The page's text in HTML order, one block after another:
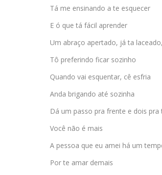
Tá me ensinando a te esquecer
E ó que tá fácil aprender
Um abraço apertado, já ta
Tô preferindo ficar sozinho
Quando vai esquentar, cê esfria
Anda brigando até sozinha
Dá um passo pra frente e dois pra
Você não é mais
A pessoa que eu amei há um
Por te amar demais